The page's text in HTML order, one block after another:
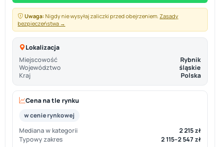
Uwaga: Nigdy nie wysyłaj zaliczki przed obejrzeniem. Zasady
bezpieczeństwa →
Lokalizacja
Miejscowość
Rybnik
Województwo
śląskie
Kraj
Polska
Cena na tle rynku
w cenie rynkowej
Mediana w kategorii
2 215 zł
Typowy zakres
2 115–2 547 zł